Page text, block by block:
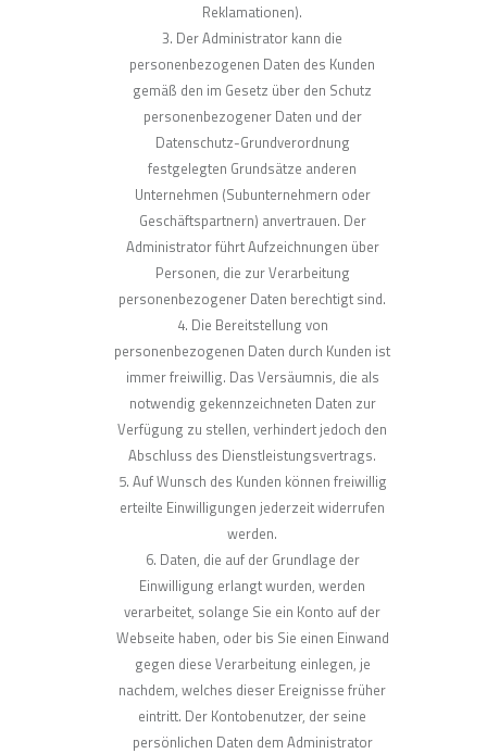
Reklamationen).
Der Administrator kann die
personenbezogenen Daten des Kunden
gemäß den im Gesetz über den Schutz
personenbezogener Daten und der
Datenschutz-Grundverordnung
festgelegten Grundsätze anderen
Unternehmen (Subunternehmern oder
Geschäftspartnern) anvertrauen. Der
Administrator führt Aufzeichnungen über
Personen, die zur Verarbeitung
personenbezogener Daten berechtigt sind.
Die Bereitstellung von
personenbezogenen Daten durch Kunden ist
immer freiwillig. Das Versäumnis, die als
notwendig gekennzeichneten Daten zur
Verfügung zu stellen, verhindert jedoch den
Abschluss des Dienstleistungsvertrags.
Auf Wunsch des Kunden können freiwillig
erteilte Einwilligungen jederzeit widerrufen
werden.
Daten, die auf der Grundlage der
Einwilligung erlangt wurden, werden
verarbeitet, solange Sie ein Konto auf der
Webseite haben, oder bis Sie einen Einwand
gegen diese Verarbeitung einlegen, je
nachdem, welches dieser Ereignisse früher
eintritt. Der Kontobenutzer, der seine
persönlichen Daten dem Administrator